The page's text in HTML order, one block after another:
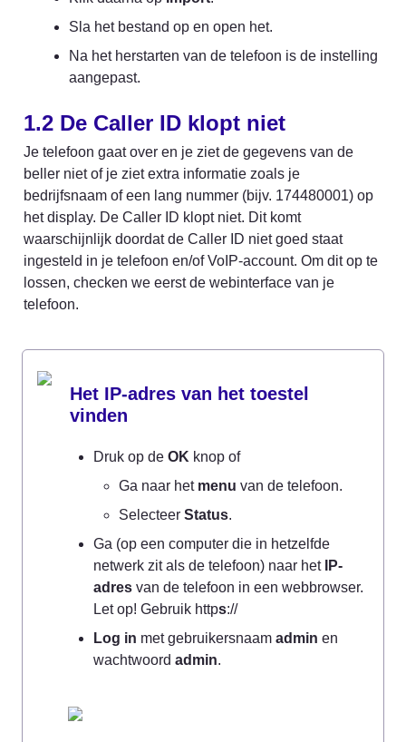
Sla het bestand op en open het.
Na het herstarten van de telefoon is de instelling
aangepast.
1.2 De Caller ID klopt niet
Je telefoon gaat over en je ziet de gegevens van de
beller niet of je ziet extra informatie zoals je
bedrijfsnaam of een lang nummer (bijv. 174480001) op
het display. De Caller ID klopt niet. Dit komt
waarschijnlijk doordat de Caller ID niet goed staat
ingesteld in je telefoon en/of VoIP-account. Om dit op te
lossen, checken we eerst de webinterface van je
telefoon.
Het IP-adres van het toestel
vinden
Druk op de OK knop of
Ga naar het menu van de telefoon.
Selecteer Status.
Ga (op een computer die in hetzelfde
netwerk zit als de telefoon) naar het IP-
adres van de telefoon in een webbrowser.
Let op! Gebruik https://
Log in met gebruikersnaam admin en
wachtwoord admin.